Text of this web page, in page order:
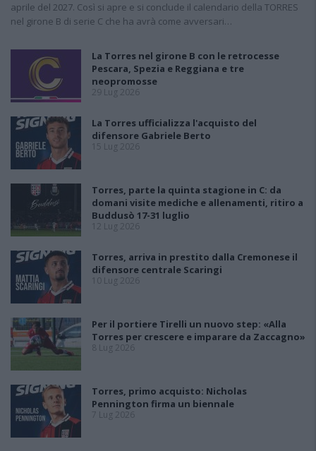
aprile del 2027. Così si apre e si conclude il calendario della TORRES
nel girone B di serie C che ha avrà come avversari…
La Torres nel girone B con le retrocesse
Pescara, Spezia e Reggiana e tre
neopromosse
29 Lug 2026
La Torres ufficializza l'acquisto del
difensore Gabriele Berto
15 Lug 2026
Torres, parte la quinta stagione in C: da
domani visite mediche e allenamenti, ritiro a
Buddusò 17-31 luglio
12 Lug 2026
Torres, arriva in prestito dalla Cremonese il
difensore centrale Scaringi
10 Lug 2026
Per il portiere Tirelli un nuovo step: «Alla
Torres per crescere e imparare da Zaccagno»
8 Lug 2026
Torres, primo acquisto: Nicholas
Pennington firma un biennale
7 Lug 2026